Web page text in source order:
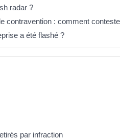
radar ?
contravention : comment
a été flashé ?
par infraction